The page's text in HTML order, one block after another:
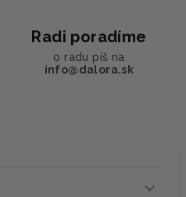
Radi poradíme
o radu píš na
info@dalora.sk